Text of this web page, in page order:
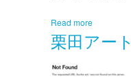
Read more
栗田アート